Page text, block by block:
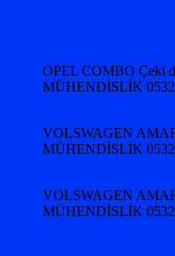
OPEL COMBO Çeki
MÜHENDİSLİK
VOLSWAGEN
MÜHENDİSLİK
VOLSWAGEN
MÜHENDİSLİK